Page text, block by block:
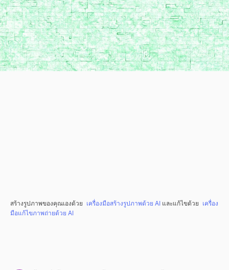
สร้างรูปภาพของคุณเองด้วย เครื่องมือสร้างรูปภาพด้วย AI และแก้ไขด้วย เครื่อง
มือแก้ไขภาพถ่ายด้วย AI